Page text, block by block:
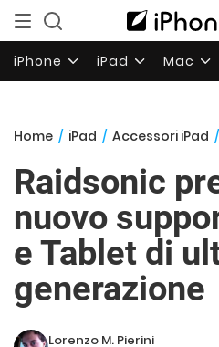
iPhone iPad Mac
Home / iPad / Accessori iPad /
Raidsonic
nuovo
e Tablet di
generazione
Lorenzo M. Pierini